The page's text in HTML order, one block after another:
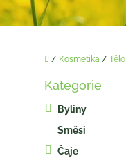
Domů
/ Kosmetika / Tělo
Přeskočit
Kategorie
Byliny
Směsi
Čaje